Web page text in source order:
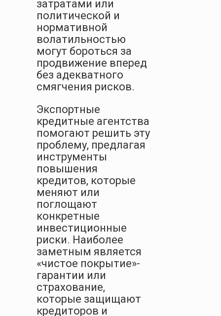
затратами или
политической и
нормативной
волатильностью
могут бороться за
продвижение вперед
без адекватного
смягчения рисков.
Экспортные
кредитные агентства
помогают решить эту
проблему, предлагая
инструменты
повышения
кредитов, которые
меняют или
поглощают
конкретные
инвестиционные
риски. Наиболее
заметным является
«чистое покрытие»-
гарантии или
страхование,
которые защищают
кредиторов и